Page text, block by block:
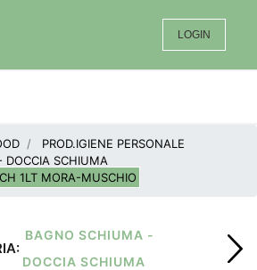
LOGIN
PROD.IGIENE PERSONALE
SCHIUMA
1LT MORA-MUSCHIO
BAGNO SCHIUMA -
DOCCIA SCHIUMA